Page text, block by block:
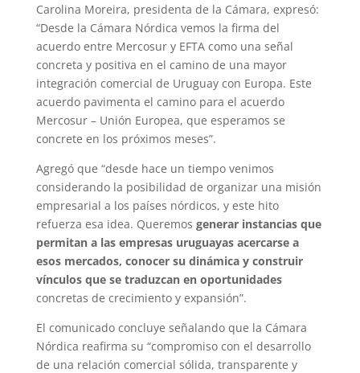
Carolina Moreira, presidenta de la Cámara, expresó:
“Desde la Cámara Nórdica vemos la firma del
acuerdo entre Mercosur y EFTA como una señal
concreta y positiva en el camino de una mayor
integración comercial de Uruguay con Europa. Este
acuerdo pavimenta el camino para el acuerdo
Mercosur – Unión Europea, que esperamos se
concrete en los próximos meses”.
Agregó que “desde hace un tiempo venimos
considerando la posibilidad de organizar una misión
empresarial a los países nórdicos, y este hito
refuerza esa idea. Queremos generar instancias que
permitan a las empresas uruguayas acercarse a
esos mercados, conocer su dinámica y construir
vínculos que se traduzcan en oportunidades
concretas de crecimiento y expansión”.
El comunicado concluye señalando que la Cámara
Nórdica reafirma su “compromiso con el desarrollo
de una relación comercial sólida, transparente y